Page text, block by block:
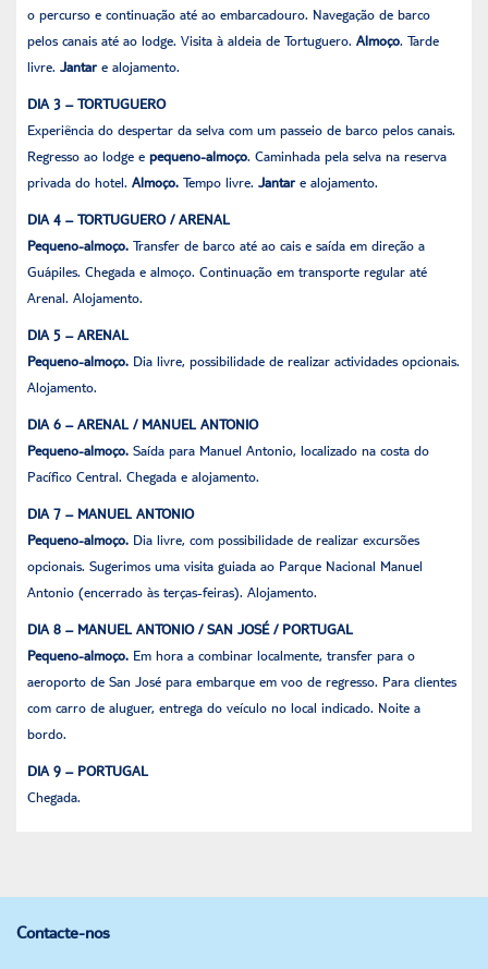
o percurso e continuação até ao embarcadouro. Navegação de barco
pelos canais até ao lodge. Visita à aldeia de Tortuguero. Almoço. Tarde
livre. Jantare alojamento.
DIA 3 – TORTUGUERO
Experiência do despertar da selva com um passeio de barco pelos canais.
Regresso ao lodge e pequeno-almoço. Caminhada pela selva na reserva
privada do hotel. Almoço. Tempo livre. Jantare alojamento.
DIA 4 – TORTUGUERO / ARENAL
Pequeno-almoço. Transfer de barco até ao cais e saída em direção a
Guápiles. Chegada e almoço. Continuação em transporte regular até
Arenal. Alojamento.
DIA 5 – ARENAL
Pequeno-almoço. Dia livre, possibilidade de realizar actividades opcionais.
Alojamento.
DIA 6 – ARENAL / MANUEL ANTONIO
Pequeno-almoço. Saída para Manuel Antonio, localizado na costa do
Pacífico Central. Chegada e alojamento.
DIA 7 – MANUEL ANTONIO
Pequeno-almoço. Dia livre, com possibilidade de realizar excursões
opcionais. Sugerimos uma visita guiada ao Parque Nacional Manuel
Antonio (encerrado às terças-feiras). Alojamento.
DIA 8 – MANUEL ANTONIO / SAN JOSÉ / PORTUGAL
Pequeno-almoço. Em hora a combinar localmente, transfer para o
aeroporto de San José para embarque em voo de regresso. Para clientes
com carro de aluguer, entrega do veículo no local indicado. Noite a
bordo.
DIA 9 – PORTUGAL
Chegada.
Contacte-nos